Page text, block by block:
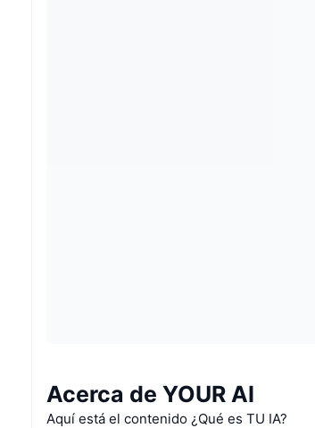
Acerca de YOUR AI
Aquí está el contenido ¿Qué es TU IA?